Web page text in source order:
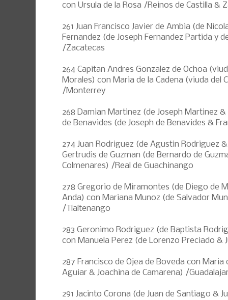
con Ursula de la Rosa /Reinos de Castilla &
261 Juan Francisco Javier de Ambia (de
Fernandez (de Joseph Fernandez Partida y
/Zacatecas
264 Capitan Andres Gonzalez de Ochoa
Morales) con Maria de la Cadena (viuda del
/Monterrey
268 Damian Martinez (de Joseph Martinez
de Benavides (de Joseph de Benavides &
274 Juan Rodriguez (de Agustin Rodriguez
Gertrudis de Guzman (de Bernardo de
Colmenares) /Real de Guachinango
278 Gregorio de Miramontes (de Diego de
Anda) con Mariana Munoz (de Salvador
/Tlaltenango
283 Geronimo Rodriguez (de Baptista
con Manuela Perez (de Lorenzo Preciado &
287 Francisco de Ojea de Boveda con
Aguiar & Joachina de Camarena) /
291 Jacinto Corona (de Juan de Santiago &